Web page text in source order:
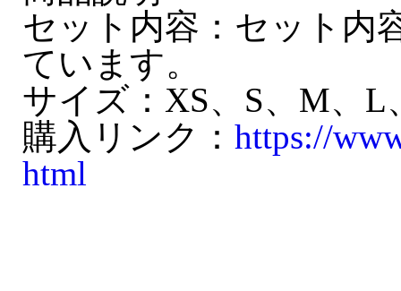
セット内容：セット内
ています。
サイズ：XS、S、M、
購入リンク： https://
html